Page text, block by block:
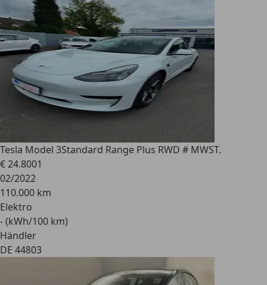
Tesla Model 3Standard Range Plus RWD # MWST.
€ 24.8001
02/2022
110.000 km
Elektro
- (kWh/100 km)
Händler
DE 44803